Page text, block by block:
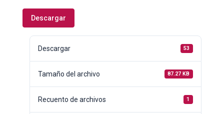
Descargar
Descargar 53
Tamaño del archivo 87.27 KB
Recuento de archivos 1